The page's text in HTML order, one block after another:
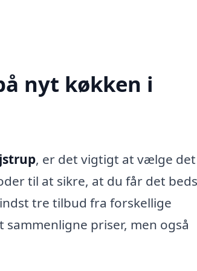
nyt køkken i
, er det vigtigt at vælge det
til at sikre, at du får det
tre tilbud fra forskellige
priser, men også